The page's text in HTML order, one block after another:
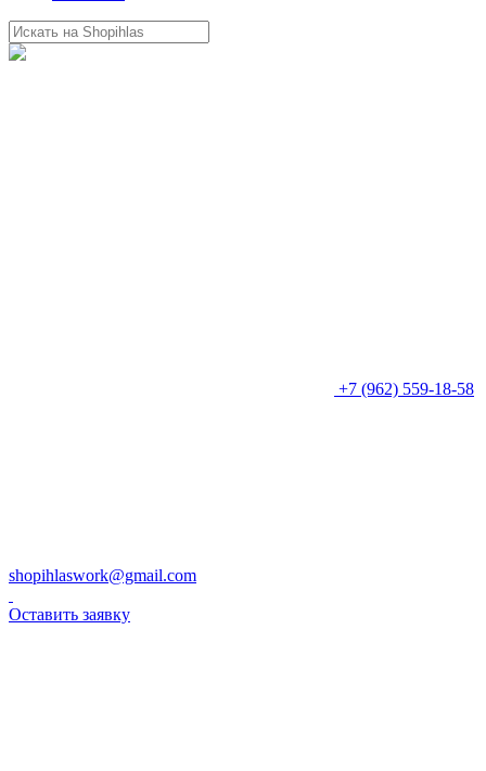
+7 (962) 559-18-58
shopihlaswork@gmail.com
Оставить заявку